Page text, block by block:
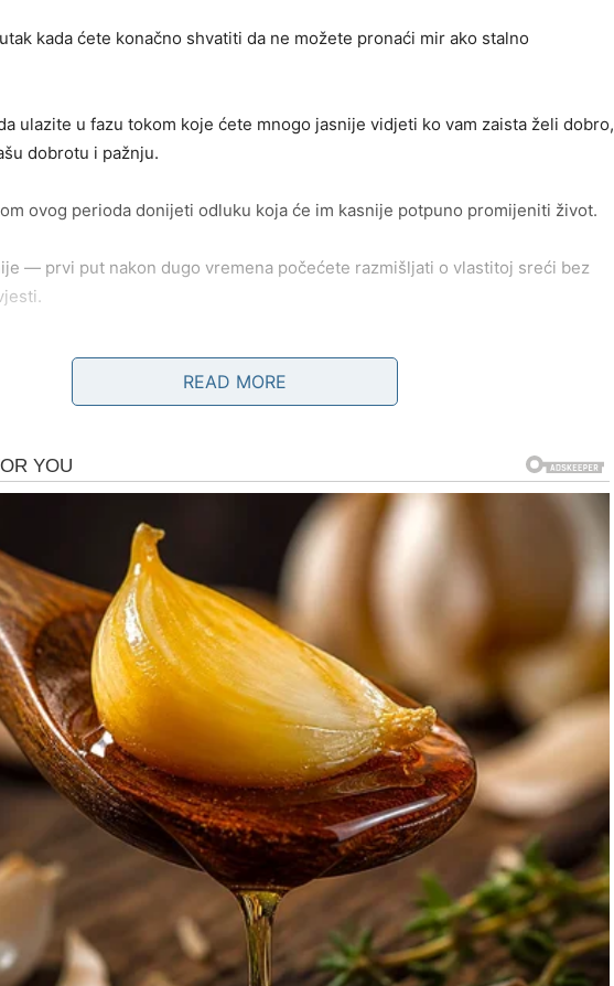
kada ćete konačno shvatiti da ne možete pronaći mir ako stalno
ulazite u fazu tokom koje ćete mnogo jasnije vidjeti ko vam zaista želi dobro,
dobrotu i pažnju.
ovog perioda donijeti odluku koja će im kasnije potpuno promijeniti život.
— prvi put nakon dugo vremena počećete razmišljati o vlastitoj sreći bez
novac i velika prilika dolaze onda kada ih
važan period kada su finansije u pitanju.
priliku za dodatnu zaradu, novi posao ili veoma zanimljivu poslovnu
iznenaditi jeste činjenica da će se mnogo toga desiti sasvim spontano.
bi vam dati prijedlog ili ideju koja će kasnije imati veliki uticaj na vaš život.
uspjeti riješiti problem koji ih dugo opterećuje i osjetiti veliko finansijsko
da ne sumnjate toliko u sebe jer imate mnogo više sposobnosti nego što
READ MORE